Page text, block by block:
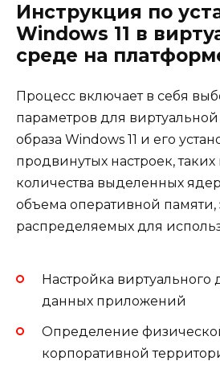
Инструкция по
Windows 11 в
среде на
Процесс включает в себя
параметров для
образа Windows 11 и его
продвинутых настроек,
количества выделенных
объема оперативной
распределяемых для
Настройка виртуального
данных приложений
Определение
корпоративной